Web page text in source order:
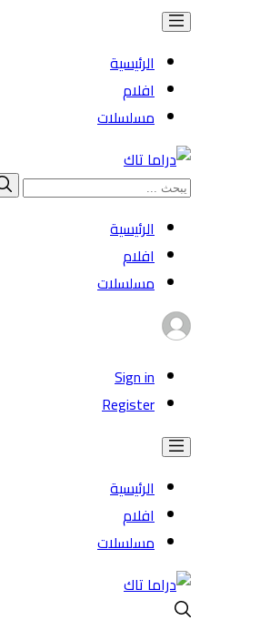
الرئيسية
افلام
مسلسلات
Search
الرئيسية
افلام
مسلسلات
Sign in
Register
الرئيسية
افلام
مسلسلات